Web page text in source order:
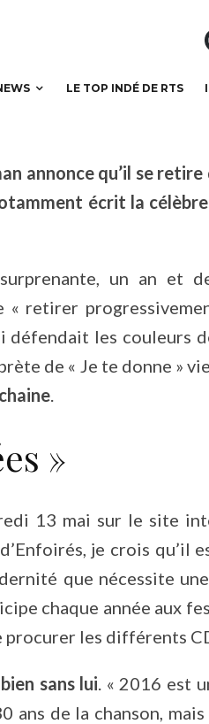
LE TOP INDÉ DE RTS
quitte
annonce qu’il se
écrit la célèbre
un an et
« retirer
défendait les couleurs
de « Je te donne »
.
»
13 mai sur le site
je crois qu’il
que nécessite
chaque année aux
procurer les différents
sans lui. « 2016 est
ans de la chanson,